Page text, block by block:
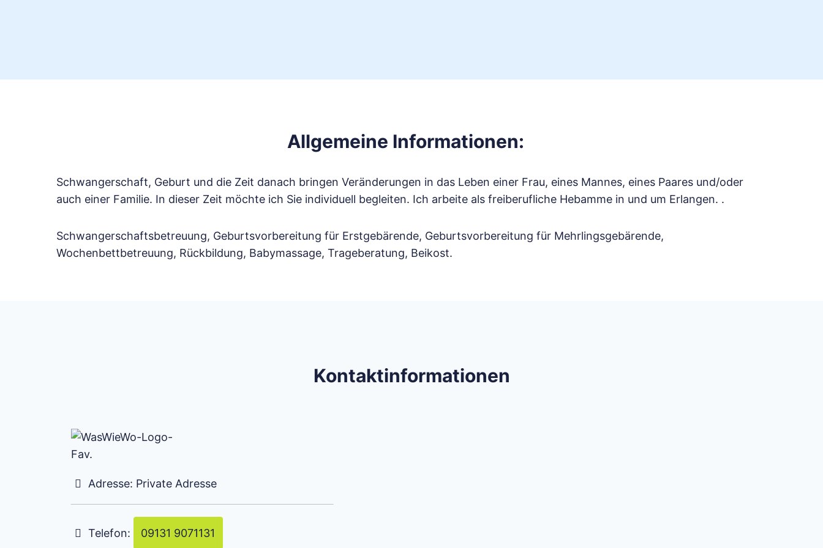
Allgemeine Informationen:
Schwangerschaft, Geburt und die Zeit danach bringen Veränderungen in das Leben einer Frau, eines Mannes, eines Paares und/oder
auch einer Familie. In dieser Zeit möchte ich Sie individuell begleiten. Ich arbeite als freiberufliche Hebamme in und um Erlangen. .
Schwangerschaftsbetreuung, Geburtsvorbereitung für Erstgebärende, Geburtsvorbereitung für Mehrlingsgebärende,
Wochenbettbetreuung, Rückbildung, Babymassage, Trageberatung, Beikost.
Kontaktinformationen
Adresse: Private Adresse
Telefon: 09131 9071131